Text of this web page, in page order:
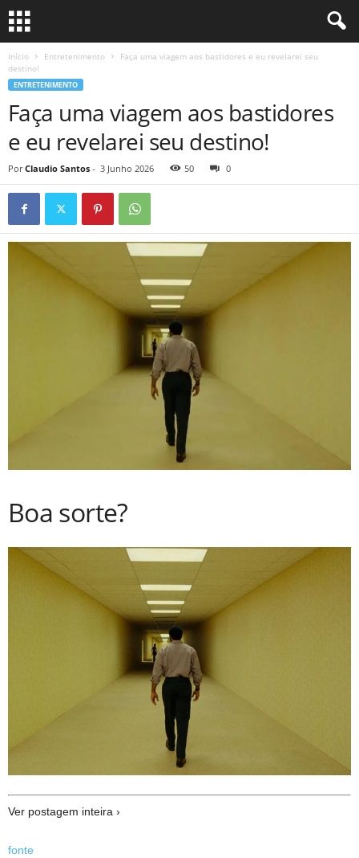
Início Entretenimento
Faça uma viagem aos bastidores e eu revelarei seu
destino!
ENTRETENIMENTO
Faça uma viagem aos bastidores
e eu revelarei seu destino!
Por Claudio Santos - 3 Junho 2026 50 0
Boa sorte?
Ver postagem inteira ›
fonte